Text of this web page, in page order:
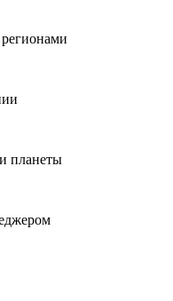
планеты